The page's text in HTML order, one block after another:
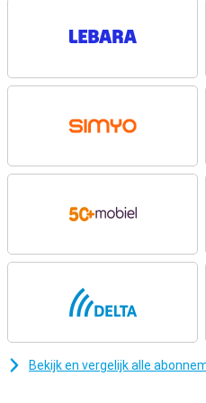
superdun, razendsnel én
Levendig Super Retina XDR-
dankzij ProMotion tot 120Hz. Het
dit vernieuwde scherm geniet je
De A19 Pro-chip levert tot 40%
voorganger en tilt alles wat je
grafisch indrukwekkende games
vloeiend aan. Dankzij de nieuwe
Bekijk en vergelijk alle